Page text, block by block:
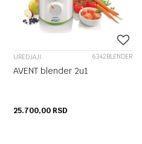
UREDJAJI 6342BLENDER
AVENT blender 2u1
25.700,00 RSD